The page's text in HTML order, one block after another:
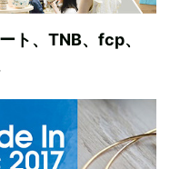
ト、TNB、fcp、